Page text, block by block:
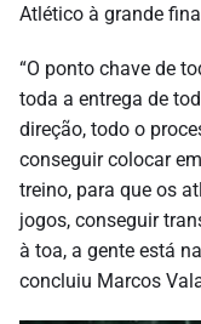
Atlético à grande
“O ponto chave de
toda a entrega de
direção, todo o
conseguir colocar
treino, para que os
jogos, conseguir
à toa, a gente está
concluiu Marcos